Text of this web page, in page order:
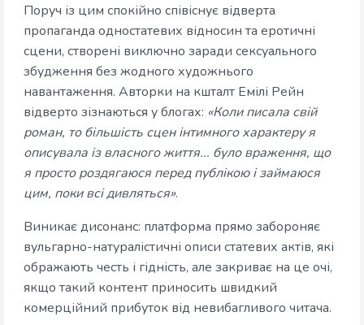
Поруч із цим спокійно співіснує відверта
пропаганда одностатевих відносин та еротичні
сцени, створені виключно заради сексуального
збудження без жодного художнього
навантаження. Авторки на кшталт Емілі Рейн
відверто зізнаються у блогах: «Коли писала свій
роман, то більшість сцен інтимного характеру я
описувала із власного життя... було враження, що
я просто роздягаюся перед публікою і займаюся
цим, поки всі дивляться».
Виникає дисонанс: платформа прямо забороняє
вульгарно-натуралістичні описи статевих актів, які
ображають честь і гідність, але закриває на це очі,
якщо такий контент приносить швидкий
комерційний прибуток від невибагливого читача.